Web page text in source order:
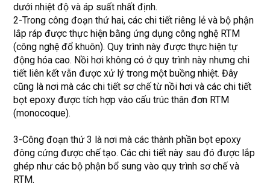
dưới nhiệt độ và áp suất nhất định.
2-Trong công đoạn thứ hai, các chi tiết riêng lẻ và bộ phận
lắp ráp được thực hiện bằng ứng dụng công nghệ RTM
(công nghệ đổ khuôn). Quy trình này được thực hiện tự
động hóa cao. Nồi hơi không có ở quy trình này nhưng chi
tiết liên kết vẫn được xử lý trong một buồng nhiệt. Đây
cũng là nơi mà các chi tiết sơ chế từ nồi hơi và các chi tiết
bọt epoxy được tích hợp vào cấu trúc thân đơn RTM
(monocoque).
3-Công đoạn thứ 3 là nơi mà các thành phần bọt epoxy
đông cứng được chế tạo. Các chi tiết này sau đó được lắp
ghép như các bộ phận bổ sung vào quy trình sơ chế và
RTM.